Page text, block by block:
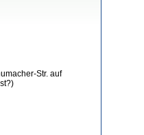
Str. auf